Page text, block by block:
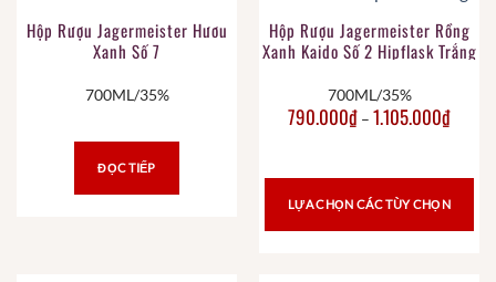
Hộp Rượu Jagermeister Hươu
Xanh Số 7
700ML/35%
ĐỌC TIẾP
Hộp Rượu Jagermeister Rồng
Xanh Kaido Số 2 Hipflask Trắng
700ML/35%
790.000₫ – 1.105.000₫
LỰA CHỌN CÁC TÙY CHỌN